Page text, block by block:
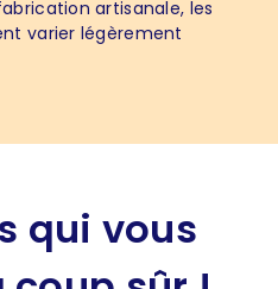
artisanale, les
varier légèrement
qui vous